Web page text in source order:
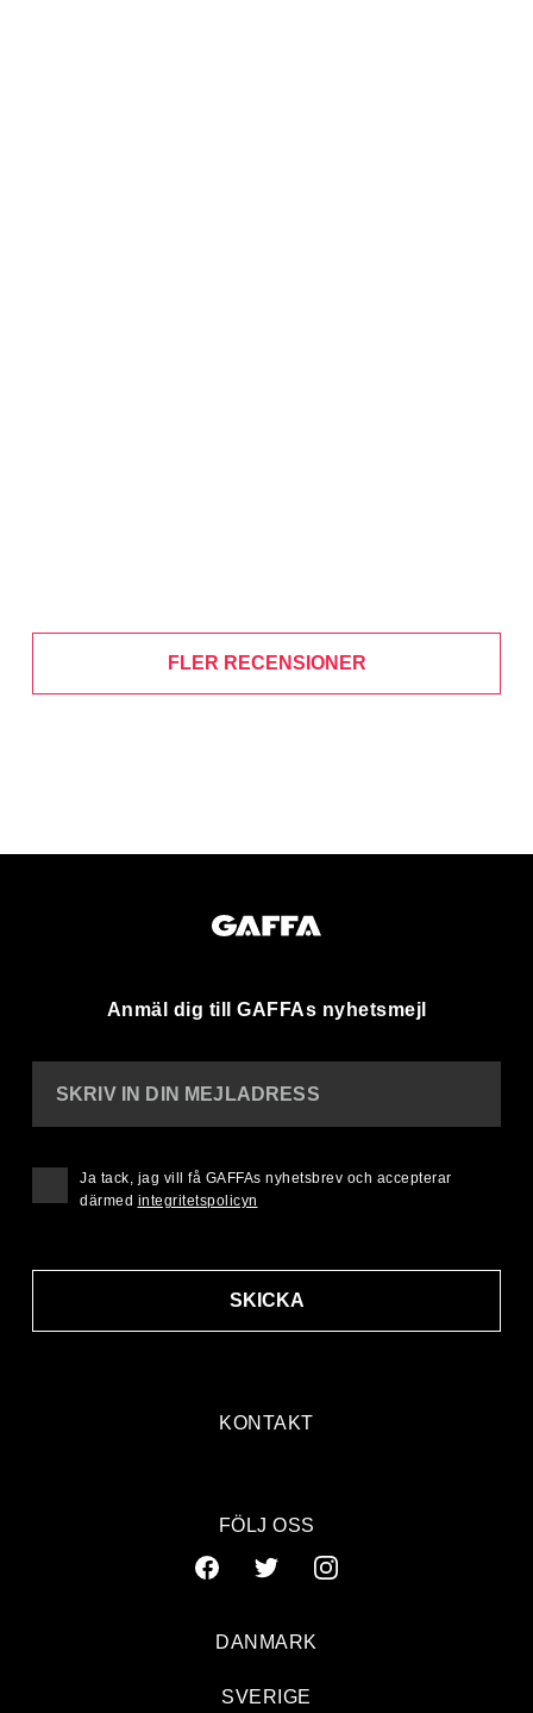
FLER RECENSIONER
Anmäl dig till GAFFAs nyhetsmejl
KONTAKT
SKRIV IN DIN MEJLADRESS
SKICKA
Ja tack, jag vill få GAFFAs nyhetsbrev och accepterar
därmed integritetspolicyn
FÖLJ OSS
DANMARK
SVERIGE